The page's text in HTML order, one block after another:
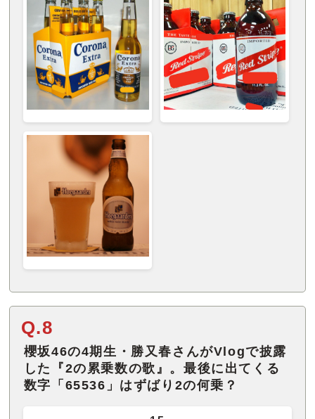
Q.8
櫻坂46の4期生・勝又春さんがVlogで披露
した『2の累乗数の歌』。最後に出てくる
数字「65536」はずばり2の何乗？